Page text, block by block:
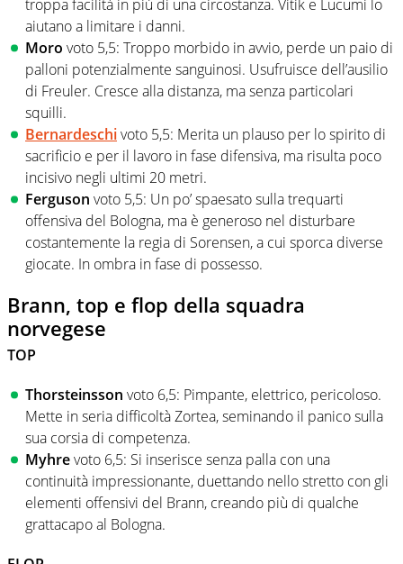
troppa facilità in più di una circostanza. Vitik e Lucumi lo
aiutano a limitare i danni.
Moro voto 5,5: Troppo morbido in avvio, perde un paio di
palloni potenzialmente sanguinosi. Usufruisce dell’ausilio
di Freuler. Cresce alla distanza, ma senza particolari
squilli.
Bernardeschivoto 5,5: Merita un plauso per lo spirito di
sacrificio e per il lavoro in fase difensiva, ma risulta poco
incisivo negli ultimi 20 metri.
Ferguson voto 5,5: Un po’ spaesato sulla trequarti
offensiva del Bologna, ma è generoso nel disturbare
costantemente la regia di Sorensen, a cui sporca diverse
giocate. In ombra in fase di possesso.
Brann, top e flop della squadra
norvegese
TOP
Thorsteinsson voto 6,5: Pimpante, elettrico, pericoloso.
Mette in seria difficoltà Zortea, seminando il panico sulla
sua corsia di competenza.
Myhrevoto 6,5: Si inserisce senza palla con una
continuità impressionante, duettando nello stretto con gli
elementi offensivi del Brann, creando più di qualche
grattacapo al Bologna.